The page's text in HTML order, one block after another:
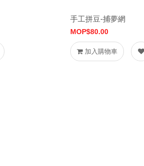
手工拼豆-捕夢網
MOP$80.00
加入購物車